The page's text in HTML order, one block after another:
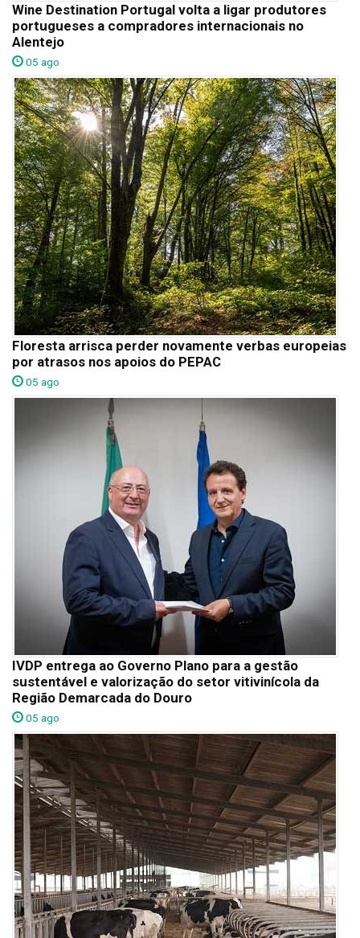
Wine Destination Portugal volta a ligar produtores
portugueses a compradores internacionais no
Alentejo
05 ago
Floresta arrisca perder novamente verbas europeias
por atrasos nos apoios do PEPAC
05 ago
IVDP entrega ao Governo Plano para a gestão
sustentável e valorização do setor vitivinícola da
Região Demarcada do Douro
05 ago